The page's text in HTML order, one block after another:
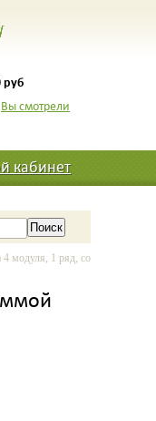
руб
Вы смотрели
кабинет
модуля, 1 ряд, со